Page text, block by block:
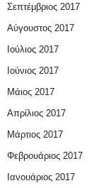
Σεπτέμβριος 2017
Αύγουστος 2017
Ιούλιος 2017
Ιούνιος 2017
Μάιος 2017
Απρίλιος 2017
Μάρτιος 2017
Φεβρουάριος 2017
Ιανουάριος 2017